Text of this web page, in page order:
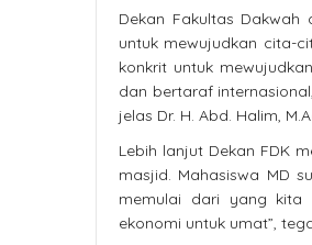
Dekan Fakultas
untuk mewujudkan cita-
konkrit untuk
dan bertaraf
jelas Dr. H. Abd. Halim,
Lebih lanjut Dekan FDK
masjid. Mahasiswa MD
memulai dari yang kita
ekonomi untuk umat”,